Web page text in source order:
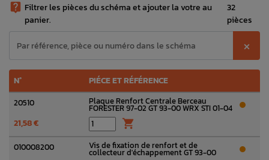
 Filtrer les pièces du schéma et ajouter la votre au
panier.
32
pièces
⨉
N° PIÉCE ET RÉFÉRENCE
20510 Plaque Renfort Centrale Berceau
FORESTER 97-02 GT 93-00 WRX STI 01-04
21,58 € 
010008200 Vis de fixation de renfort et de
collecteur d'échappement GT 93-00